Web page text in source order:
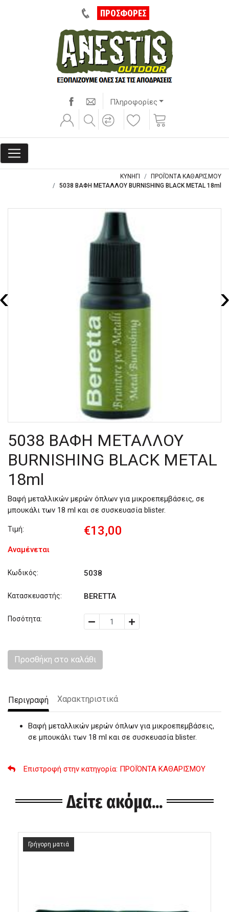
ΠΡΟΣΦΟΡΕΣ
Πληροφορίες
ΚΥΝΗΓΙ
ΠΡΟΪΌΝΤΑ ΚΑΘΑΡΙΣΜΟΥ
5038 ΒΑΦΗ ΜΕΤΑΛΛΟΥ BURNISHING BLACK METAL 18ml
5038 ΒΑΦΗ ΜΕΤΑΛΛΟΥ
BURNISHING BLACK METAL
18ml
Βαφή μεταλλικών μερών όπλων για μικροεπεμβάσεις, σε
μπουκάλι των 18 ml και σε συσκευασία blister.
Τιμή: €13,00
Αναμένεται
Κωδικός: 5038
Κατασκευαστής: BERETTA
Ποσότητα:
Προσθήκη στο καλάθι
Περιγραφή Χαρακτηριστικά
Βαφή μεταλλικών μερών όπλων για μικροεπεμβάσεις,
σε μπουκάλι των 18 ml και σε συσκευασία blister.
Επιστροφή στην κατηγορία: ΠΡΟΪΌΝΤΑ ΚΑΘΑΡΙΣΜΟΥ
Δείτε ακόμα...
Γρήγορη ματιά